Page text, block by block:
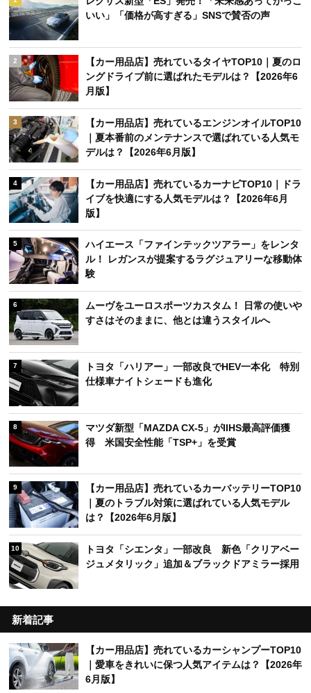
いい」「価格が高すぎる」SNSで賛否の声
2
【カー用品店】売れているタイヤTOP10｜夏のロ
ングドライブ前に選ばれたモデルは？【2026年6
月版】
3
【カー用品店】売れているエンジンオイルTOP10
｜夏本番前のメンテナンスで選ばれている人気モ
デルは？【2026年6月版】
4
【カー用品店】売れているカーナビTOP10｜ドラ
イブを快適にする人気モデルは？【2026年6月
版】
5
ハイエース「ファインテックツアラー」をレンタ
ル！ レガンスが提案するラグジュアリーな移動体
験
6
ムーヴをユーロスポーツカスタム！ 日常の使いや
すさはそのままに、他とは違うスタイルへ
7
トヨタ「ハリアー」一部改良でHEV一本化 特別
仕様車ナイトシェードも進化
8
マツダ新型「MAZDA CX-5」がIIHS最高評価獲
得 米国安全性能「TSP+」を受賞
9
【カー用品店】売れているカーバッテリーTOP10
｜夏のトラブル対策に選ばれている人気モデル
は？【2026年6月版】
10
トヨタ「シエンタ」一部改良 新色「クリアベー
ジュメタリック」追加＆ブラックドアミラー採用
新着記事
【カー用品店】売れているカーシャンプーTOP10
｜愛車をきれいに保つ人気アイテムは？【2026年
6月版】